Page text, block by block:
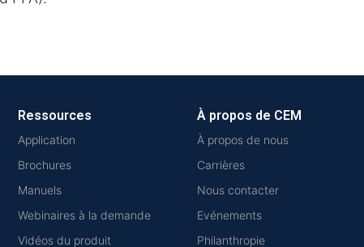
Ressources
Application
Brochures
Manuels
Webinaires à la demande
Vidéos du produit
À propos de CEM
À propos de nous
Carrières
Nous contacter
Evénements
Philanthropie